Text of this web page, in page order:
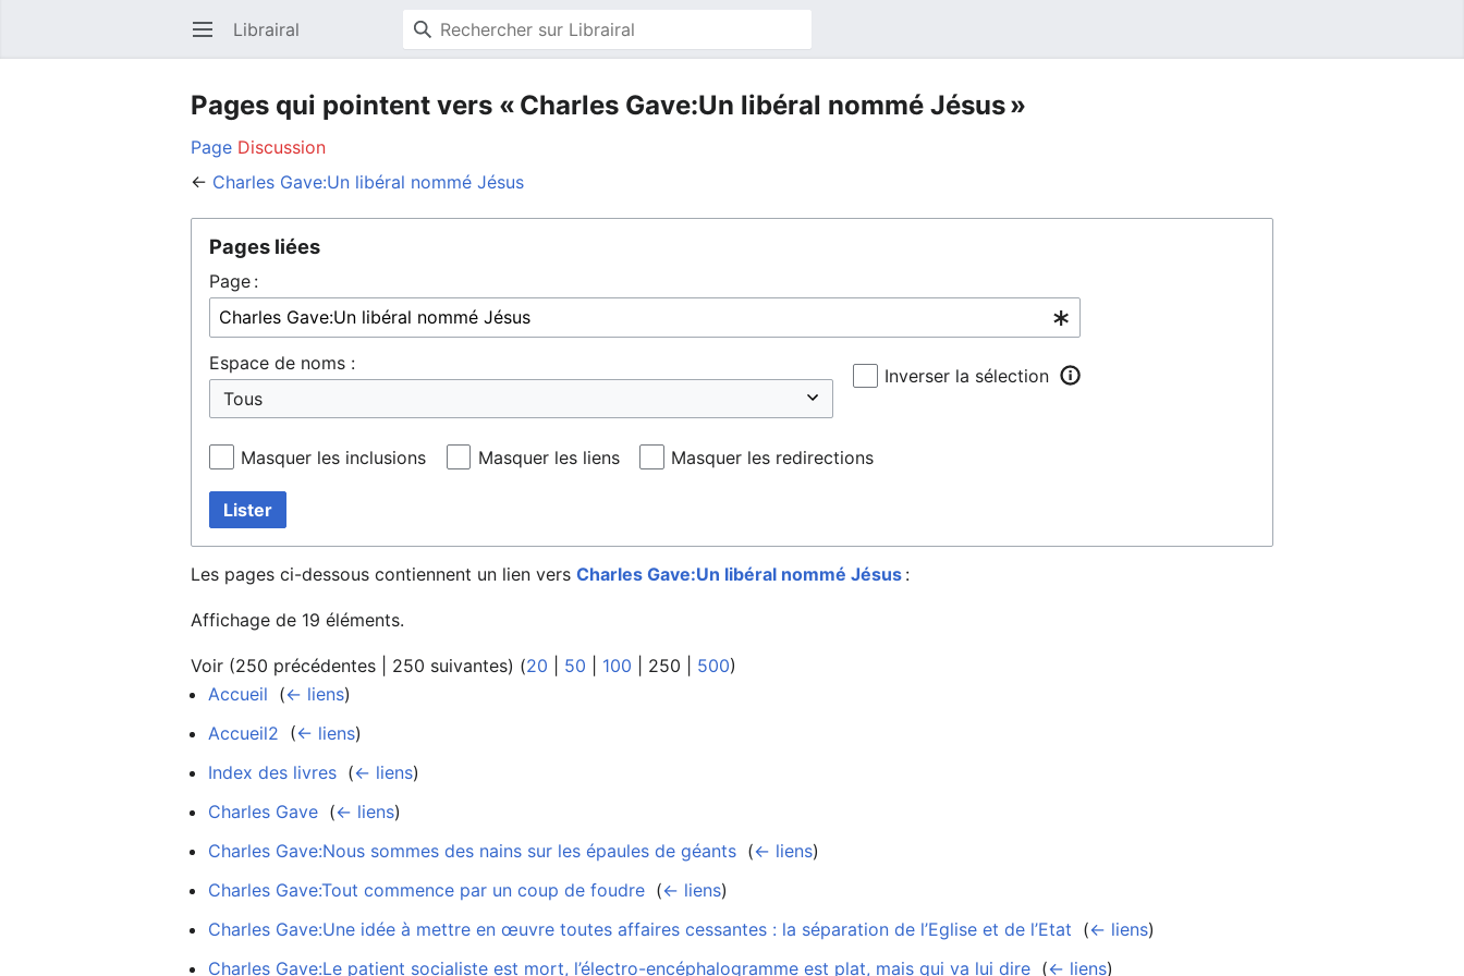
Ouvrir le menu principal Librairal
Pages qui pointent vers « Charles Gave:Un libéral nommé Jésus »
Page Discussion
← Charles Gave:Un libéral nommé Jésus
Pages liées
Page :
Espace de noms :
Inverser la sélection
Masquer les inclusions Masquer les liens Masquer les redirections
Lister
Les pages ci-dessous contiennent un lien versCharles Gave:Un libéral nommé Jésus :
Affichage de 19 éléments.
Voir (250 précédentes 250 suivantes) (20 50 100 250 500)
Accueil (← liens)
Accueil2 (← liens)
Index des livres (← liens)
Charles Gave (← liens)
Charles Gave:Nous sommes des nains sur les épaules de géants (← liens)
Charles Gave:Tout commence par un coup de foudre (← liens)
Charles Gave:Une idée à mettre en œuvre toutes affaires cessantes : la séparation de l’Eglise et de l’Etat (← liens)
Charles Gave:Le patient socialiste est mort, l’électro-encéphalogramme est plat, mais qui va lui dire (← liens)